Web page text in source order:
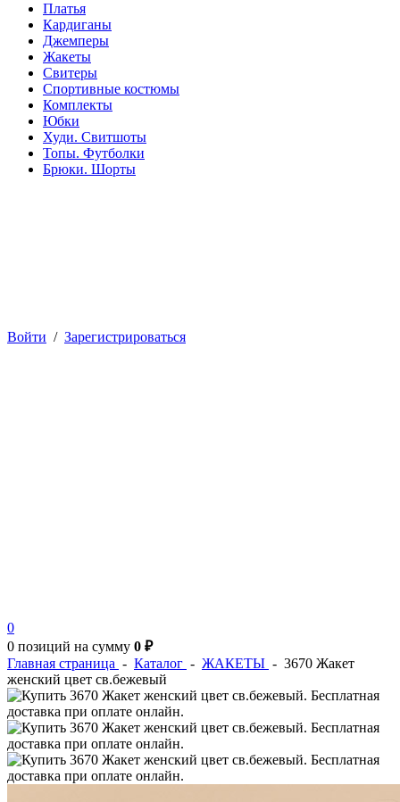
Платья
Кардиганы
Джемперы
Жакеты
Свитеры
Спортивные костюмы
Комплекты
Юбки
Худи. Свитшоты
Топы. Футболки
Брюки. Шорты
Войти / Зарегистрироваться
0
0 позиций на сумму 0 ₽
Главная страница - Каталог - ЖАКЕТЫ - 3670 Жакет
женский цвет св.бежевый